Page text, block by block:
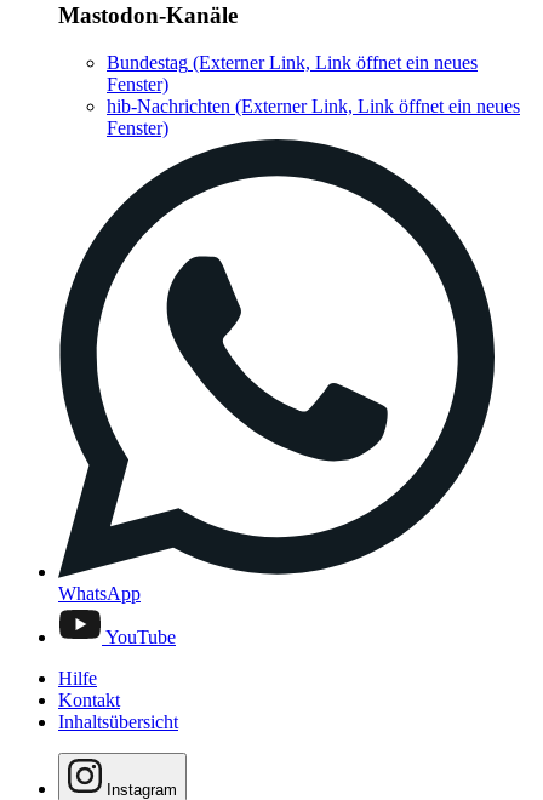
Mastodon-Kanäle
Bundestag (Externer Link, Link öffnet ein neues
Fenster)
hib-Nachrichten (Externer Link, Link öffnet ein neues
Fenster)
WhatsApp
YouTube
Hilfe
Kontakt
Inhaltsübersicht
Instagram